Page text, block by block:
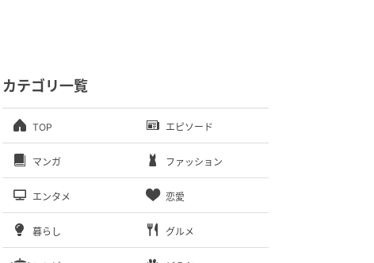
カテゴリ一覧
TOP エピソード
マンガ ファッション
エンタメ 恋愛
暮らし グルメ